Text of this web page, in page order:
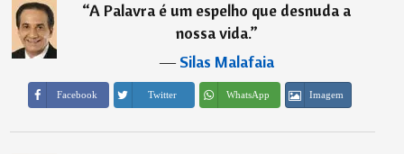
“A Palavra é um espelho que desnuda a
nossa vida.”
―Silas Malafaia
Facebook Twitter WhatsApp Imagem